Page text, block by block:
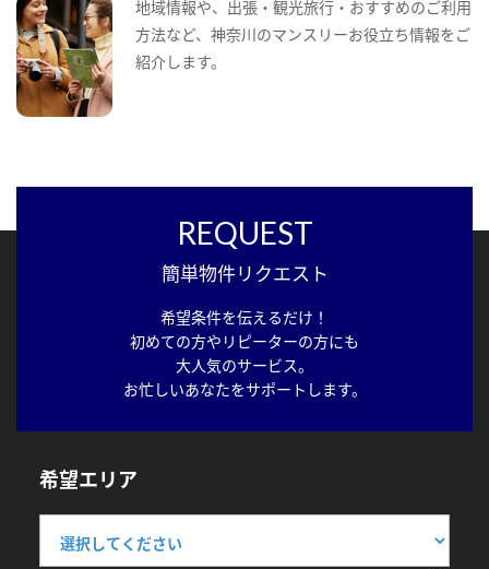
地域情報や、出張・観光旅行・おすすめのご利用
方法など、神奈川のマンスリーお役立ち情報をご
紹介します。
REQUEST
簡単物件リクエスト
希望条件を伝えるだけ！
初めての方やリピーターの方にも
大人気のサービス。
お忙しいあなたをサポートします。
希望エリア